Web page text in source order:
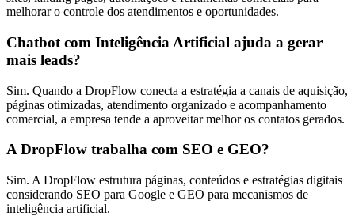
melhorar o controle dos atendimentos e oportunidades.
Chatbot com Inteligência Artificial ajuda a gerar
mais leads?
Sim. Quando a DropFlow conecta a estratégia a canais de aquisição,
páginas otimizadas, atendimento organizado e acompanhamento
comercial, a empresa tende a aproveitar melhor os contatos gerados.
A DropFlow trabalha com SEO e GEO?
Sim. A DropFlow estrutura páginas, conteúdos e estratégias digitais
considerando SEO para Google e GEO para mecanismos de
inteligência artificial.